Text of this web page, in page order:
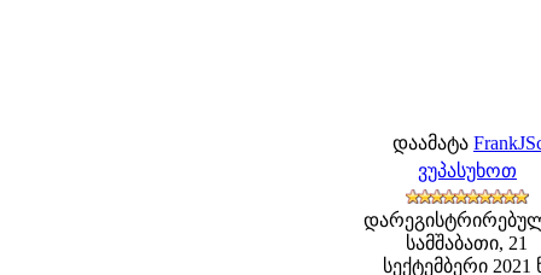
დაამატა
ვუპასუხოთ
სამშაბათი, 21
სექტემბერი 2021